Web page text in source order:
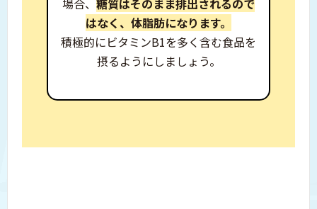
場合、 糖質はそのまま排出されるので
はなく、体脂肪になります。
積極的にビタミンB1を多く含む食品を
摂るようにしましょう。